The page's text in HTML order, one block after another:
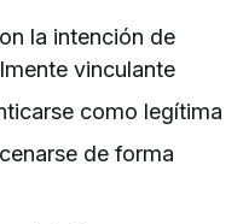
la intención de
vinculante
como legítima
de forma